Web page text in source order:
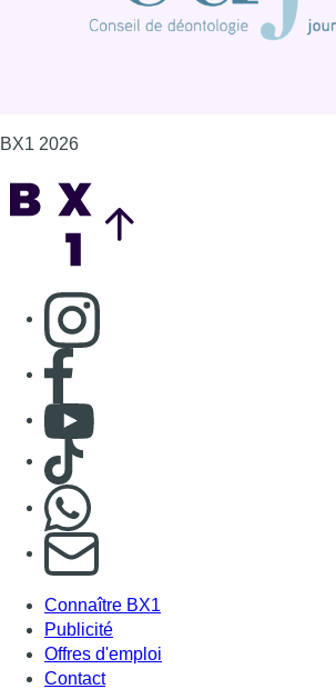
BX1 2026
Consulter page Instagram
Consulter page Facebook
Consulter Youtube
Consulter TikTok
S'abonner à notre newsletter
Connaître BX1
Publicité
Offres d'emploi
Contact